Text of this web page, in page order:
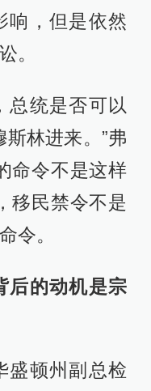
响，但是依然
。
总统是否可以
斯林进来。”弗
命令不是这样
移民禁令不是
令。
后的动机是宗
盛顿州副总检